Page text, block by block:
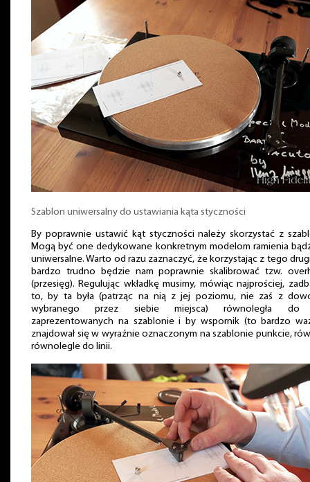
Szablon uniwersalny do ustawiania kąta styczności
By poprawnie ustawić kąt styczności należy skorzystać z
Mogą być one dedykowane konkretnym modelom ramienia
uniwersalne. Warto od razu zaznaczyć, że korzystając z tego
bardzo trudno będzie nam poprawnie skalibrować tzw.
(przesięg). Regulując wkładkę musimy, mówiąc najprościej,
to, by ta była (patrząc na nią z jej poziomu, nie zaś z
wybranego przez siebie miejsca) równoległa do
zaprezentowanych na szablonie i by wspornik (to bardzo
znajdował się w wyraźnie oznaczonym na szablonie punkcie,
równolegle do linii.